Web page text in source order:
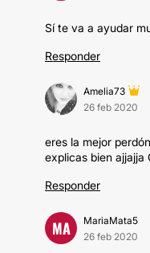
Sí te va a ayudar
Responder
Amelia73
26 feb 2020
eres la mejor
explicas bien ajjajja
Responder
MA
MariaMata5
26 feb 2020